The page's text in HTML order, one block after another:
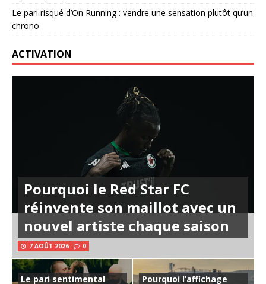
Le pari risqué d’On Running : vendre une sensation plutôt qu’un
chrono
ACTIVATION
Pourquoi le Red Star FC
réinvente son maillot avec un
nouvel artiste chaque saison
7 AOÛT 2026 0
Le pari sentimental
Pourquoi l’affichage